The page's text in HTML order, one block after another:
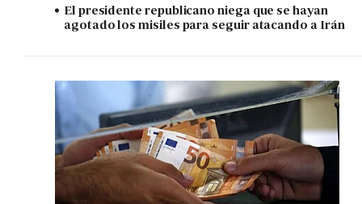
El presidente republicano niega que se hayan
agotado los misiles para seguir atacando a Irán